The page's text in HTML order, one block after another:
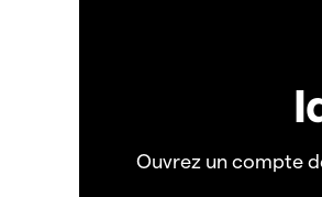
Ouvrez un compte